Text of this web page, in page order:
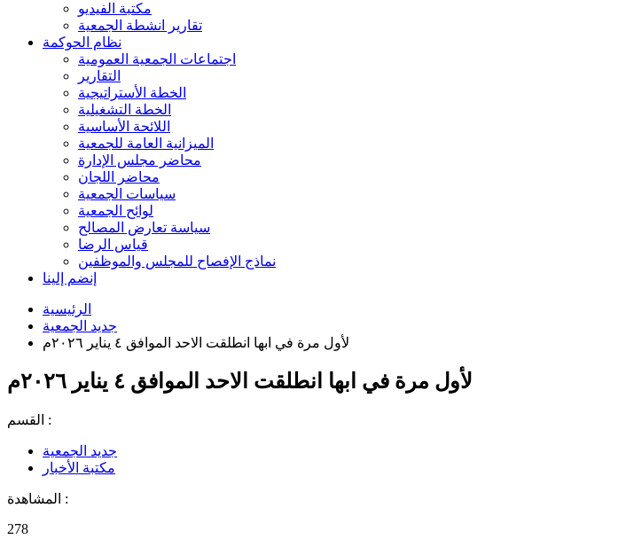
مكتبة الفيديو
تقارير انشطة الجمعية
نظام الحوكمة
اجتماعات الجمعية العمومية
التقارير
الخطة الأستراتيجية
الخطة التشغيلية
اللائحة الأساسية
الميزانية العامة للجمعية
محاضر مجلس الإدارة
محاضر اللجان
سياسات الجمعية
لوائح الجمعية
سياسة تعارض المصالح
قياس الرضا
نماذج الإفصاح للمجلس والموظفين
إنضم إلينا
الرئيسية
جديد الجمعية
لأول مرة في ابها انطلقت الاحد الموافق ٤ يناير ٢٠٢٦م
لأول مرة في ابها انطلقت الاحد الموافق ٤ يناير ٢٠٢٦م
القسم :
جديد الجمعية
مكتبة الأخبار
المشاهدة :
278